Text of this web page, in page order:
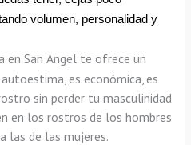
volumen, personalidad y
en San Angel te ofrece un
es económica, es
sin perder tu masculinidad
en los rostros de los hombres
las de las mujeres.